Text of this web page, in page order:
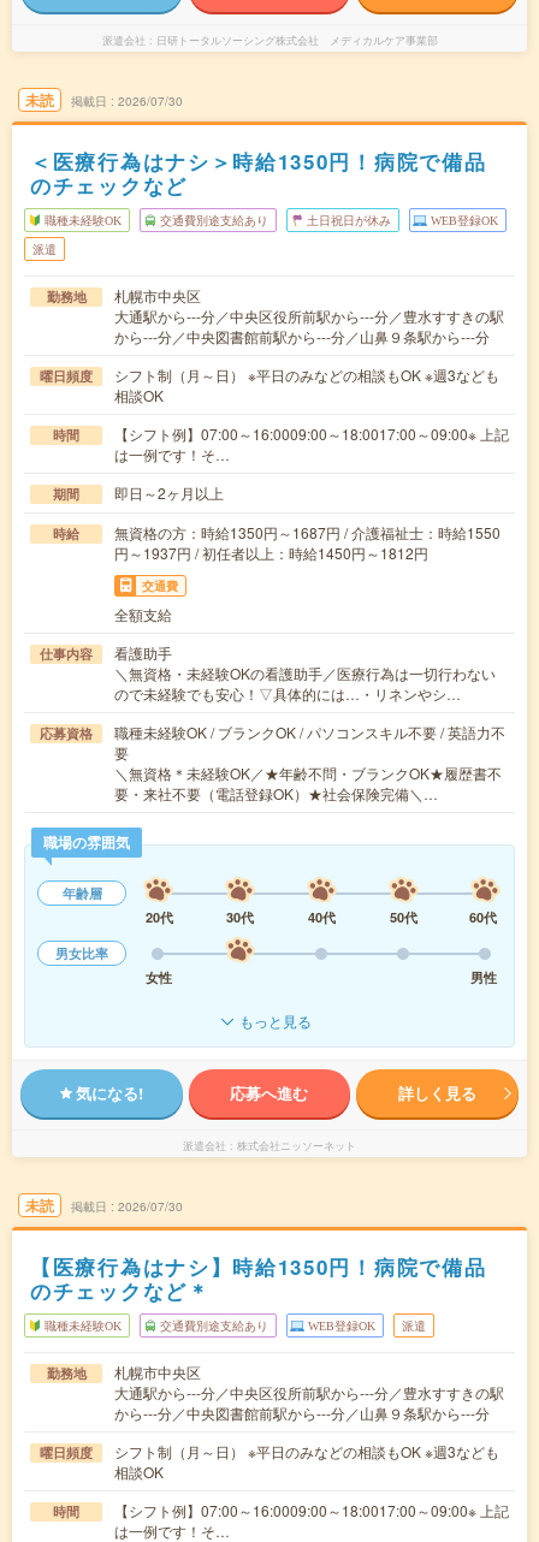
派遣会社 日研トータルソーシング株式会社 メディカルケア事業部
未読 掲載日 2026/07/30
＜医療行為はナシ＞時給1350円！病院で備品
のチェックなど
職種未経験OK 交通費別途支給あり 土日祝日が休み WEB登録OK
派遣
勤務地
札幌市中央区
大通駅から---分／中央区役所前駅から---分／豊水すすきの駅
から---分／中央図書館前駅から---分／山鼻９条駅から---分
曜日頻度
シフト制（月～日） ※平日のみなどの相談もOK ※週3なども
相談OK
時間
【シフト例】07:00～16:0009:00～18:0017:00～09:00※ 上記
は一例です！そ…
期間 即日～2ヶ月以上
時給
無資格の方：時給1350円～1687円 / 介護福祉士：時給1550
円～1937円 / 初任者以上：時給1450円～1812円
交通費
全額支給
仕事内容
看護助手
＼無資格・未経験OKの看護助手／医療行為は一切行わない
ので未経験でも安心！▽具体的には…・リネンやシ…
応募資格
職種未経験OK / ブランクOK / パソコンスキル不要 / 英語力不
要
＼無資格＊未経験OK／★年齢不問・ブランクOK★履歴書不
要・来社不要（電話登録OK）★社会保険完備＼…
職場の雰囲気
年齢層
20代
30代 40代 50代
60代
男女比率
女性
男性
もっと見る
気になる! 応募へ進む 詳しく見る
派遣会社 株式会社ニッソーネット
未読 掲載日 2026/07/30
【医療行為はナシ】時給1350円！病院で備品
のチェックなど＊
職種未経験OK 交通費別途支給あり WEB登録OK 派遣
勤務地
札幌市中央区
大通駅から---分／中央区役所前駅から---分／豊水すすきの駅
から---分／中央図書館前駅から---分／山鼻９条駅から---分
曜日頻度
シフト制（月～日） ※平日のみなどの相談もOK ※週3なども
相談OK
時間
【シフト例】07:00～16:0009:00～18:0017:00～09:00※ 上記
は一例です！そ…